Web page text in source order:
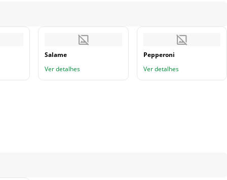
Salame
Ver detalhes
Pepperoni
Ver detalhes